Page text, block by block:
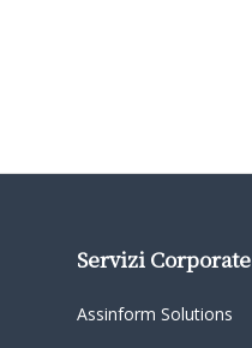
Servizi Corporate
Assinform Solutions